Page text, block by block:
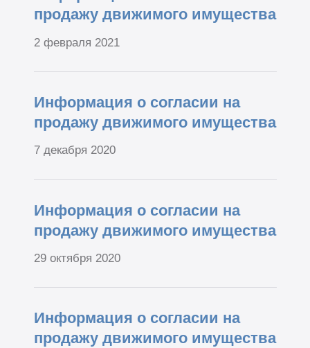
продажу движимого имущества
2 февраля 2021
Информация о согласии на
продажу движимого имущества
7 декабря 2020
Информация о согласии на
продажу движимого имущества
29 октября 2020
Информация о согласии на
продажу движимого имущества